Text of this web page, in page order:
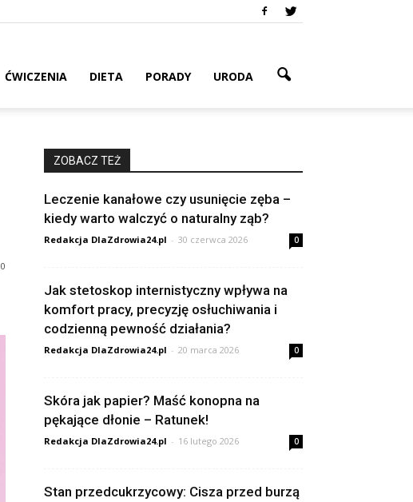
ĆWICZENIA DIETA PORADY URODA
0
ZOBACZ TEŻ
Leczenie kanałowe czy usunięcie zęba –
kiedy warto walczyć o naturalny ząb?
Redakcja DlaZdrowia24.pl - 30 czerwca 2026 0
Jak stetoskop internistyczny wpływa na
komfort pracy, precyzję osłuchiwania i
codzienną pewność działania?
Redakcja DlaZdrowia24.pl - 20 marca 2026 0
Skóra jak papier? Maść konopna na
pękające dłonie – Ratunek!
Redakcja DlaZdrowia24.pl - 16 lutego 2026 0
Stan przedcukrzycowy: Cisza przed burzą